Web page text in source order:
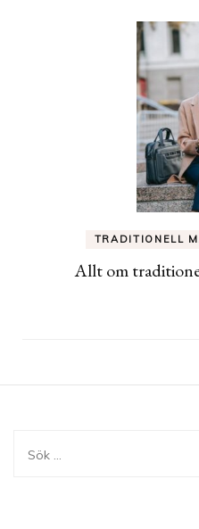
TRADITIONELL
Allt om
Sök